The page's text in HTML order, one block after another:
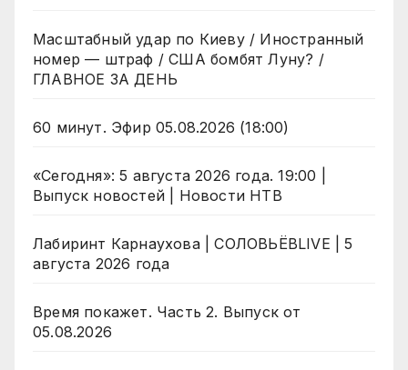
Масштабный удар по Киеву / Иностранный
номер — штраф / США бомбят Луну? /
ГЛАВНОЕ ЗА ДЕНЬ
60 минут. Эфир 05.08.2026 (18:00)
«Сегодня»: 5 августа 2026 года. 19:00 |
Выпуск новостей | Новости НТВ
Лабиринт Карнаухова | СОЛОВЬЁВLIVE | 5
августа 2026 года
Время покажет. Часть 2. Выпуск от
05.08.2026